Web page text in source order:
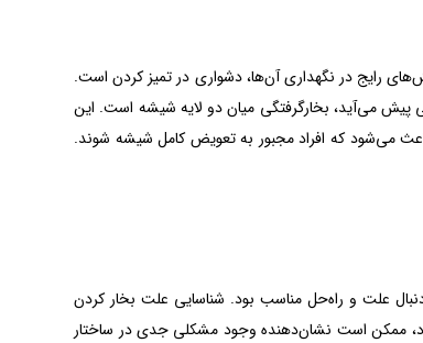
رایج در نگهداری آن‌ها، دشواری در تمیز کردن است.
پیش می‌آید، بخارگرفتگی میان دو لایه شیشه است. این
می‌شود که افراد مجبور به تعویض کامل شیشه شوند.
دنبال علت و راه‌حل مناسب بود. شناسایی علت بخار کردن
ممکن است نشان‌دهنده وجود مشکلی جدی در ساختار